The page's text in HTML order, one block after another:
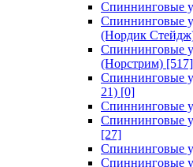
Спиннинговые
Спиннинговые
(Нордик
Спиннинговые
(Норстрим) [517]
Спиннинговые
21) [0]
Спиннинговые
Спиннинговые
[27]
Спиннинговые
Спиннинговые